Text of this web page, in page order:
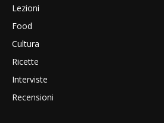
Lezioni
Food
Cultura
Ricette
Interviste
Recensioni